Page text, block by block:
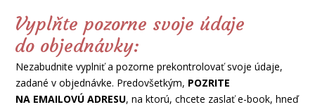
Vyplňte pozorne svoje údaje
do objednávky:
Nezabudnite vyplniť a pozorne prekontrolovať svoje údaje,
zadané v objednávke. Predovšetkým, POZRITE
NA EMAILOVÚ ADRESU, na ktorú, chcete zaslať e-book, hneď